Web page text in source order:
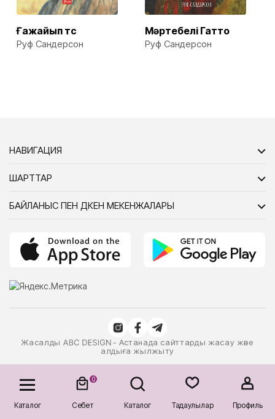
Каталог
0
Себет Каталог Таңдаулылар Профиль
Ғажайып түс
Руф Сандерсон
Мәртебелі Гатто
Руф Сандерсон
НАВИГАЦИЯ
ШАРТТАР
БАЙЛАНЫС ПЕН ДҮКЕН МЕКЕНЖАЛАРЫ
Жасалды
- Астанада сайттарды жасау және
алдыға жылжыту